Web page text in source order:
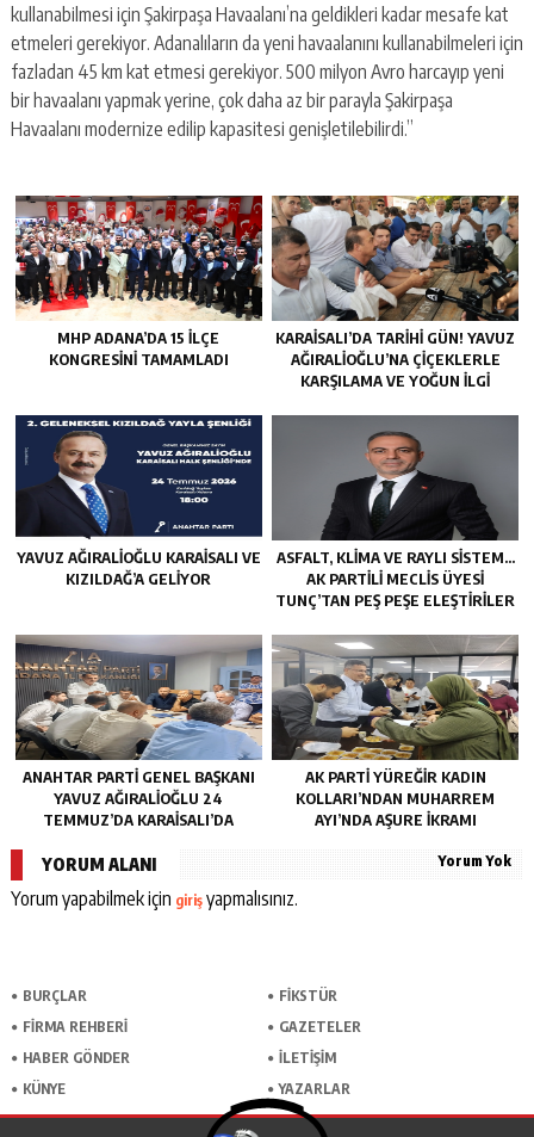
kullanabilmesi için Şakirpaşa Havaalanı’na geldikleri kadar mesafe kat
etmeleri gerekiyor. Adanalıların da yeni havaalanını kullanabilmeleri için
fazladan 45 km kat etmesi gerekiyor. 500 milyon Avro harcayıp yeni
bir havaalanı yapmak yerine, çok daha az bir parayla Şakirpaşa
Havaalanı modernize edilip kapasitesi genişletilebilirdi.”
MHP ADANA’DA 15 İLÇE
KONGRESINI TAMAMLADI
KARAISALI’DA TARIHI GÜN! YAVUZ
AĞIRALIOĞLU’NA ÇIÇEKLERLE
KARŞILAMA VE YOĞUN İLGI
YAVUZ AĞIRALIOĞLU KARAISALI VE
KIZILDAĞ’A GELIYOR
ASFALT, KLIMA VE RAYLI SISTEM…
AK PARTILI MECLIS ÜYESI
TUNÇ’TAN PEŞ PEŞE ELEŞTIRILER
ANAHTAR PARTI GENEL BAŞKANI
YAVUZ AĞIRALIOĞLU 24
TEMMUZ’DA KARAISALI’DA
AK PARTI YÜREĞIR KADIN
KOLLARI’NDAN MUHARREM
AYI’NDA AŞURE İKRAMI
YORUM ALANI Yorum Yok
Yorum yapabilmek için girişyapmalısınız.
BURÇLAR
FİKSTÜR
FİRMA REHBERİ
GAZETELER
HABER GÖNDER
İLETİŞİM
KÜNYE
YAZARLAR